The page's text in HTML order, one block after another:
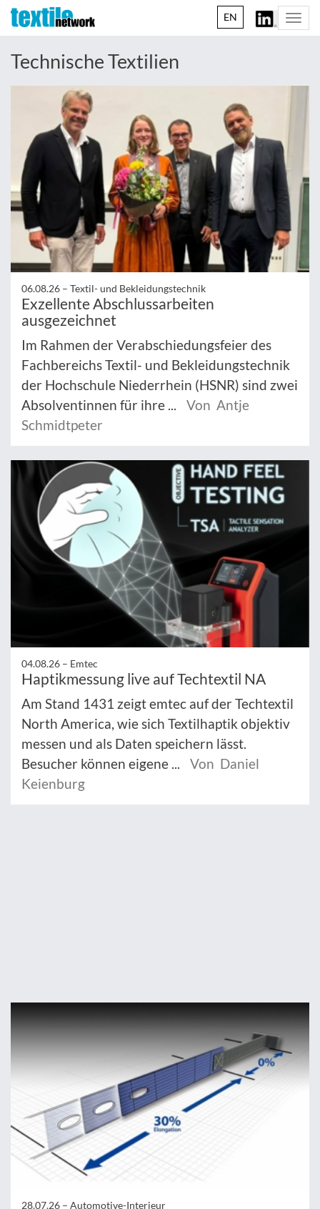
EN
Technische Textilien
06.08.26 – Textil- und Bekleidungstechnik
Exzellente Abschlussarbeiten
ausgezeichnet
Im Rahmen der Verabschiedungsfeier des
Fachbereichs Textil- und Bekleidungstechnik
der Hochschule Niederrhein (HSNR) sind zwei
Absolventinnen für ihre ...
Von Antje
Schmidtpeter
04.08.26 – Emtec
Haptikmessung live auf Techtextil NA
Am Stand 1431 zeigt emtec auf der Techtextil
North America, wie sich Textilhaptik objektiv
messen und als Daten speichern lässt.
Besucher können eigene ...
Von Daniel
Keienburg
28.07.26 – Automotive-Interieur